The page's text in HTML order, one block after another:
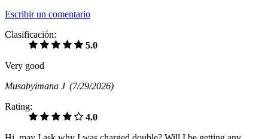
Escribir un comentario
Clasificación:
5.0
Very good
Musabyimana J (7/29/2026)
Rating:
4.0